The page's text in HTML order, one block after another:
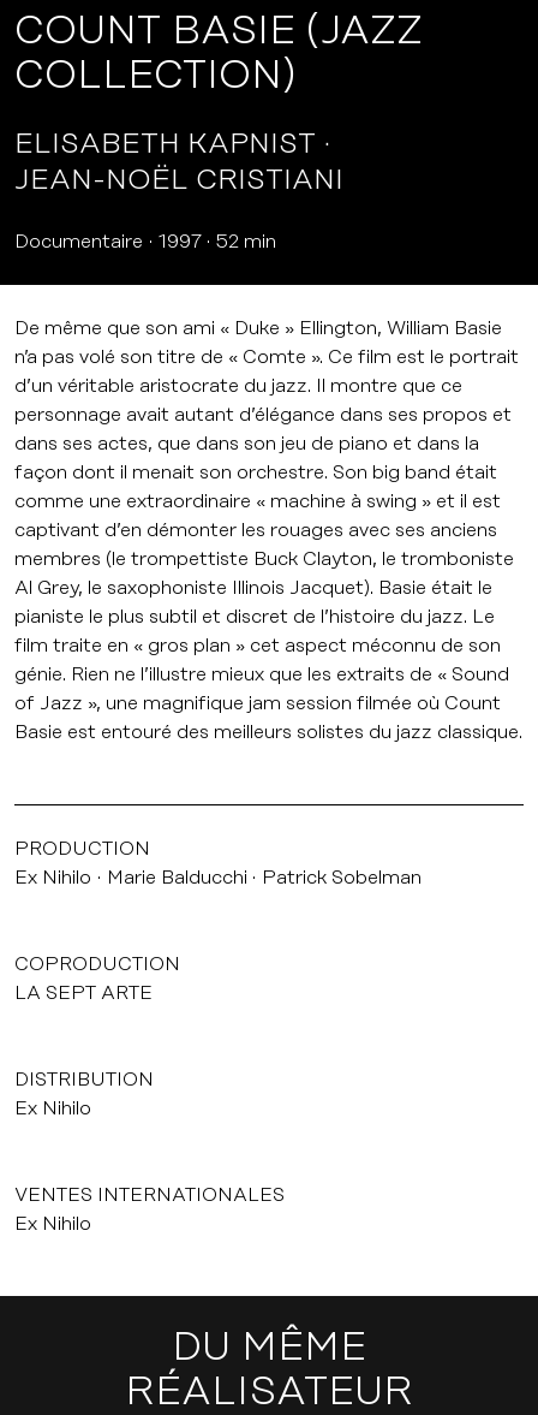
COUNT BASIE (JAZZ
COLLECTION)
ELISABETH KAPNIST
JEAN-NOËL CRISTIANI
Documentaire 1997 52 min
De même que son ami « Duke » Ellington, William Basie
n’a pas volé son titre de « Comte ». Ce film est le portrait
d’un véritable aristocrate du jazz. Il montre que ce
personnage avait autant d’élégance dans ses propos et
dans ses actes, que dans son jeu de piano et dans la
façon dont il menait son orchestre. Son big band était
comme une extraordinaire « machine à swing » et il est
captivant d’en démonter les rouages avec ses anciens
membres (le trompettiste Buck Clayton, le tromboniste
Al Grey, le saxophoniste Illinois Jacquet). Basie était le
pianiste le plus subtil et discret de l’histoire du jazz. Le
film traite en « gros plan » cet aspect méconnu de son
génie. Rien ne l’illustre mieux que les extraits de « Sound
of Jazz », une magnifique jam session filmée où Count
Basie est entouré des meilleurs solistes du jazz classique.
PRODUCTION
Ex Nihilo
Marie Balducchi Patrick Sobelman
COPRODUCTION
LA SEPT ARTE
DISTRIBUTION
Ex Nihilo
VENTES INTERNATIONALES
Ex Nihilo
DU MÊME
RÉALISATEUR